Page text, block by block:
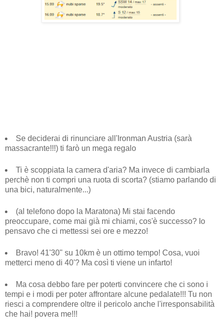
Se deciderai di rinunciare all'Ironman Austria (sarà
massacrante!!!) ti farò un mega regalo
Ti è scoppiata la camera d'aria? Ma invece di cambiarla
perchè non ti compri una ruota di scorta? (stiamo parlando di
una bici, naturalmente...)
(al telefono dopo la Maratona) Mi stai facendo
preoccupare, come mai già mi chiami, cos'è successo? Io
pensavo che ci mettessi sei ore e mezzo!
Bravo! 41'30" su 10km è un ottimo tempo! Cosa, vuoi
metterci meno di 40'? Ma così ti viene un infarto!
Ma cosa debbo fare per poterti convincere che ci sono i
tempi e i modi per poter affrontare alcune pedalate!!! Tu non
riesci a comprendere oltre il pericolo anche l'irresponsabilità
che hai! povera me!!!